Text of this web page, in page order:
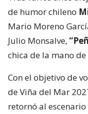
de humor chileno
Mario Moreno
Julio Monsalve,
chica de la mano de
Con el objetivo de
de Viña del Mar
retornó al